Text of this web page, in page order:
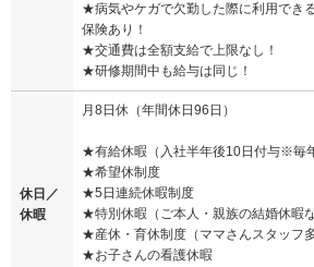
★病気やケガで欠勤した際に利用でき
保険あり！
★交通費は全額支給で上限なし！
★研修期間中も給与は同じ！
休日／
休暇
月8日休（年間休日96日）
★有給休暇（入社半年後10日付与※毎
★希望休制度
★5日連続休暇制度
★特別休暇（ご本人・親族の結婚休暇な
★産休・育休制度（ママさんスタッフ
★お子さんの看護休暇